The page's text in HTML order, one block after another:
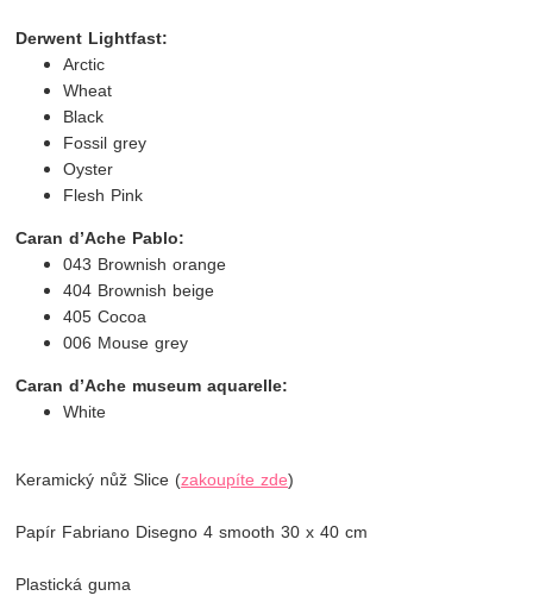
Derwent Lightfast:
Arctic
Wheat
Black
Fossil grey
Oyster
Flesh Pink
Caran d’Ache Pablo:
043 Brownish orange
404 Brownish beige
405 Cocoa
006 Mouse grey
Caran d’Ache museum aquarelle:
White
Keramický nůž Slice (zakoupíte zde)
Papír Fabriano Disegno 4 smooth 30 x 40 cm
Plastická guma